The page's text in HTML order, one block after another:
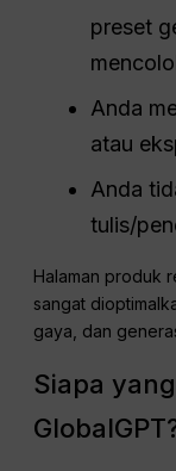
preset
Anda
atau
Anda
tulis/
Halaman produk
sangat
gaya, dan
Siapa